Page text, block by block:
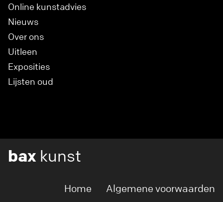
Online kunstadvies
Nieuws
Over ons
Uitleen
Exposities
Lijsten oud
bax kunst
Home Algemene voorwaarden